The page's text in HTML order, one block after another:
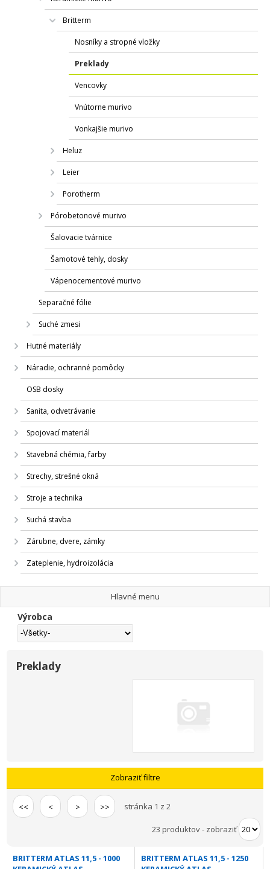
Britterm
Nosníky a stropné vložky
Preklady
Vencovky
Vnútorne murivo
Vonkajšie murivo
Heluz
Leier
Porotherm
Pórobetonové murivo
Šalovacie tvárnice
Šamotové tehly, dosky
Vápenocementové murivo
Separačné fólie
Suché zmesi
Hutné materiály
Náradie, ochranné pomôcky
OSB dosky
Sanita, odvetrávanie
Spojovací materiál
Stavebná chémia, farby
Strechy, strešné okná
Stroje a technika
Suchá stavba
Zárubne, dvere, zámky
Zateplenie, hydroizolácia
Hlavné menu
Výrobca
Preklady
Zobraziť filtre
<< < > >> stránka 1 z 2
23 produktov- zobraziť
BRITTERM ATLAS 11,5 - 1000
BRITTERM ATLAS 11,5 - 1250